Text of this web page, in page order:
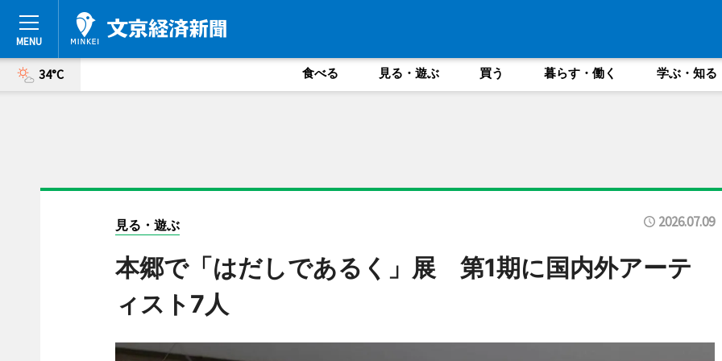
34°C 食べる 見る・遊ぶ 買う 暮らす・働く 学ぶ・知る
見る・遊ぶ 2026.07.09
本郷で「はだしであるく」展 第1期に国内外アーテ
ィスト7人